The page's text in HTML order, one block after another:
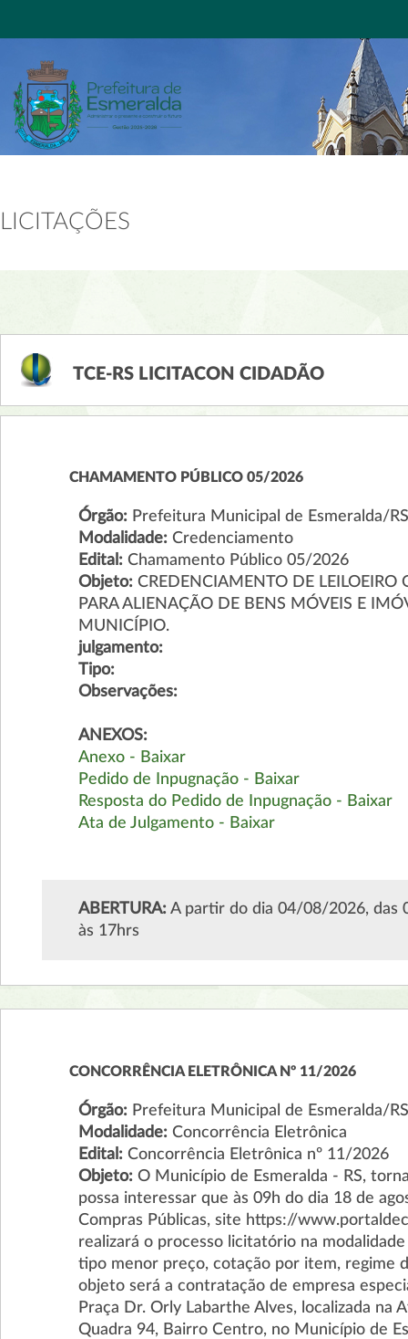
LICITAÇÕES
TCE-RS LICITACON CIDADÃO
CHAMAMENTO PÚBLICO 05/2026
Órgão:Prefeitura Municipal de Esmeralda/RS
Modalidade:Credenciamento
Edital:Chamamento Público 05/2026
Objeto:CREDENCIAMENTO DE LEILOEIRO
PARA ALIENAÇÃO DE BENS MÓVEIS E
MUNICÍPIO.
julgamento:
Tipo:
Observações:
ANEXOS:
Anexo - Baixar
Pedido de Inpugnação - Baixar
Resposta do Pedido de Inpugnação - Baixar
Ata de Julgamento - Baixar
ABERTURA:A partir do dia 04/08/2026, das
às 17hrs
CONCORRÊNCIA ELETRÔNICA Nº 11/2026
Órgão:Prefeitura Municipal de Esmeralda/RS
Modalidade:Concorrência Eletrônica
Edital:Concorrência Eletrônica nº 11/2026
Objeto:O Município de Esmeralda - RS,
possa interessar que às 09h do dia 18 de
Compras Públicas, site https://
realizará o processo licitatório na
tipo menor preço, cotação por item, regime
objeto será a contratação de empresa
Praça Dr. Orly Labarthe Alves, localizada na
Quadra 94, Bairro Centro, no Município de